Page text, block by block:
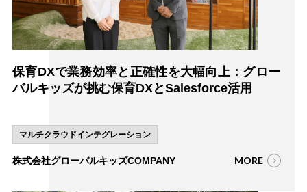
保育DXで業務効率と正確性を大幅向上：グロー
バルキッズが挑む保育DXとSalesforce活用
マルチクラウドインテグレーション
株式会社グローバルキッズCOMPANY MORE